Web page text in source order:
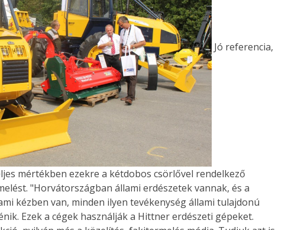
Jó referencia,
mértékben ezekre a kétdobos csörlővel rendelkező
"Horvátországban állami erdészetek vannak, és a
kézben van, minden ilyen tevékenység állami tulajdonú
Ezek a cégek használják a Hittner erdészeti gépeket.